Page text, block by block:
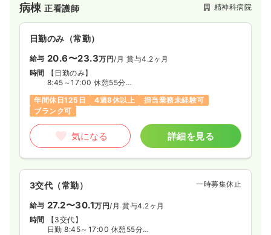
病棟正看護師 精神科病院
日勤のみ（常勤）
給与 20.6〜23.3万円/月 賞与4.2ヶ月
時間
【日勤のみ】
8:45～17:00 休憩55分
※配属病棟により下記の通り早出・遅出があります
早出 7:00～15:15
年間休日125日 4週8休以上
担当業務未経験可
ブランク可
気になる 詳細を見る
3交代（常勤） 一時募集休止
給与 27.2〜30.1万円/月 賞与4.2ヶ月
時間
【3交代】
日勤 8:45～17:00 休憩55分